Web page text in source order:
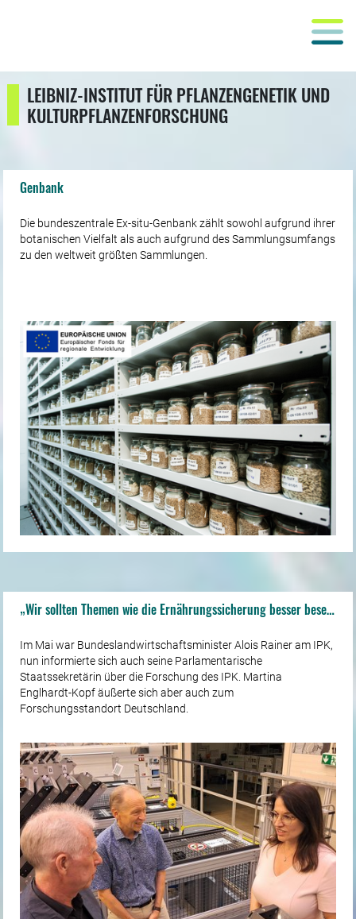
LEIBNIZ-INSTITUT FÜR PFLANZENGENETIK UND
KULTURPFLANZENFORSCHUNG
Genbank
Die bundeszentrale Ex-situ-Genbank zählt sowohl aufgrund ihrer
botanischen Vielfalt als auch aufgrund des Sammlungsumfangs
zu den weltweit größten Sammlungen.
„Wir sollten Themen wie die Ernährungssicherung besser besetzen“
Im Mai war Bundeslandwirtschaftsminister Alois Rainer am IPK,
nun informierte sich auch seine Parlamentarische
Staatssekretärin über die Forschung des IPK. Martina
Englhardt-Kopf äußerte sich aber auch zum
Forschungsstandort Deutschland.